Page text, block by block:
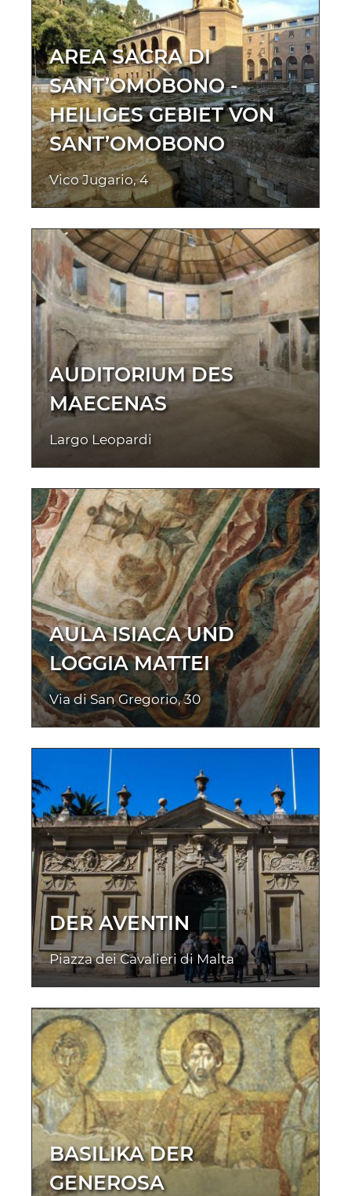
AREA SACRA DI
SANT’OMOBONO -
HEILIGES GEBIET VON
SANT’OMOBONO
Vico Jugario, 4
AUDITORIUM DES
MAECENAS
Largo Leopardi
AULA ISIACA UND
LOGGIA MATTEI
Via di San Gregorio, 30
DER AVENTIN
Piazza dei Cavalieri di Malta
BASILIKA DER
GENEROSA